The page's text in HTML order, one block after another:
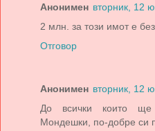
Анонимен вторник, 12
2 млн. за този имот е
Отговор
Анонимен вторник, 12
До всички които
Мондешки, по-добре